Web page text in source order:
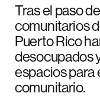
Tras el paso
comunitarios
Puerto Rico
desocupados
espacios para
comunitario.